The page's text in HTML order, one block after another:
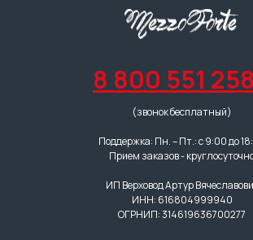
8 800 551
(звонок бесплатный)
Поддержка: Пн. – Пт.: с 9:00 до
Прием заказов -
ИП Верховод Артур
ИНН: 616804999940
ОГРНИП: 314619636700277